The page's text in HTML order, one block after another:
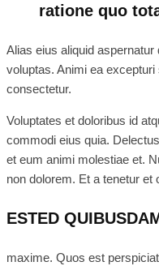
ratione quo
Alias eius aliquid
voluptas. Animi ea
consectetur.
Voluptates et doloribus id
commodi eius quia.
et eum animi molestiae et.
non dolorem. Et a tenetur et
ESTED
maxime. Quos est